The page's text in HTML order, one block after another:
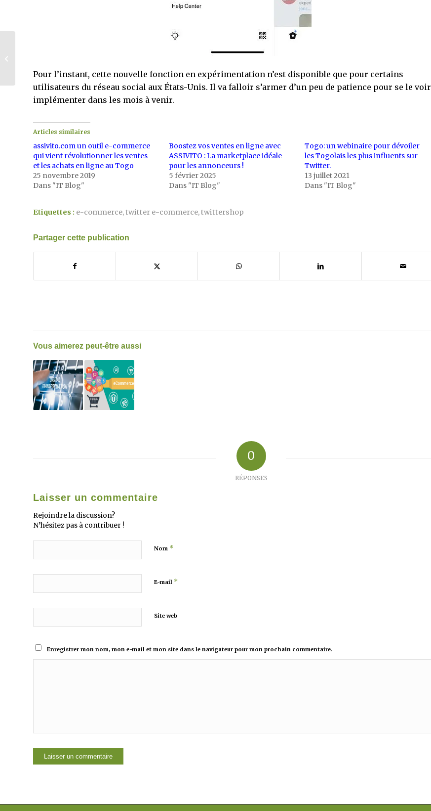
Pour l’instant, cette nouvelle fonction en expérimentation n’est disponible que pour certains
utilisateurs du réseau social aux États-Unis. Il va falloir s’armer d’un peu de patience pour se le voir
implémenter dans les mois à venir.
Articles similaires
assivito.com un outil e-commerce
qui vient révolutionner les ventes
et les achats en ligne au Togo
25 novembre 2019
Dans "IT Blog"
Boostez vos ventes en ligne avec
ASSIVITO : La marketplace idéale
pour les annonceurs !
5 février 2025
Dans "IT Blog"
Togo: un webinaire pour dévoiler
les Togolais les plus influents sur
Twitter.
13 juillet 2021
Dans "IT Blog"
Etiquettes : e-commerce,twitter e-commerce,twittershop
Partager cette publication
Vous aimerez peut-être aussi
0
RÉPONSES
Laisser un commentaire
Rejoindre la discussion?
N’hésitez pas à contribuer !
Nom *
E-mail *
Site web
Enregistrer mon nom, mon e-mail et mon site dans le navigateur pour mon prochain commentaire.
ces téléphones à...